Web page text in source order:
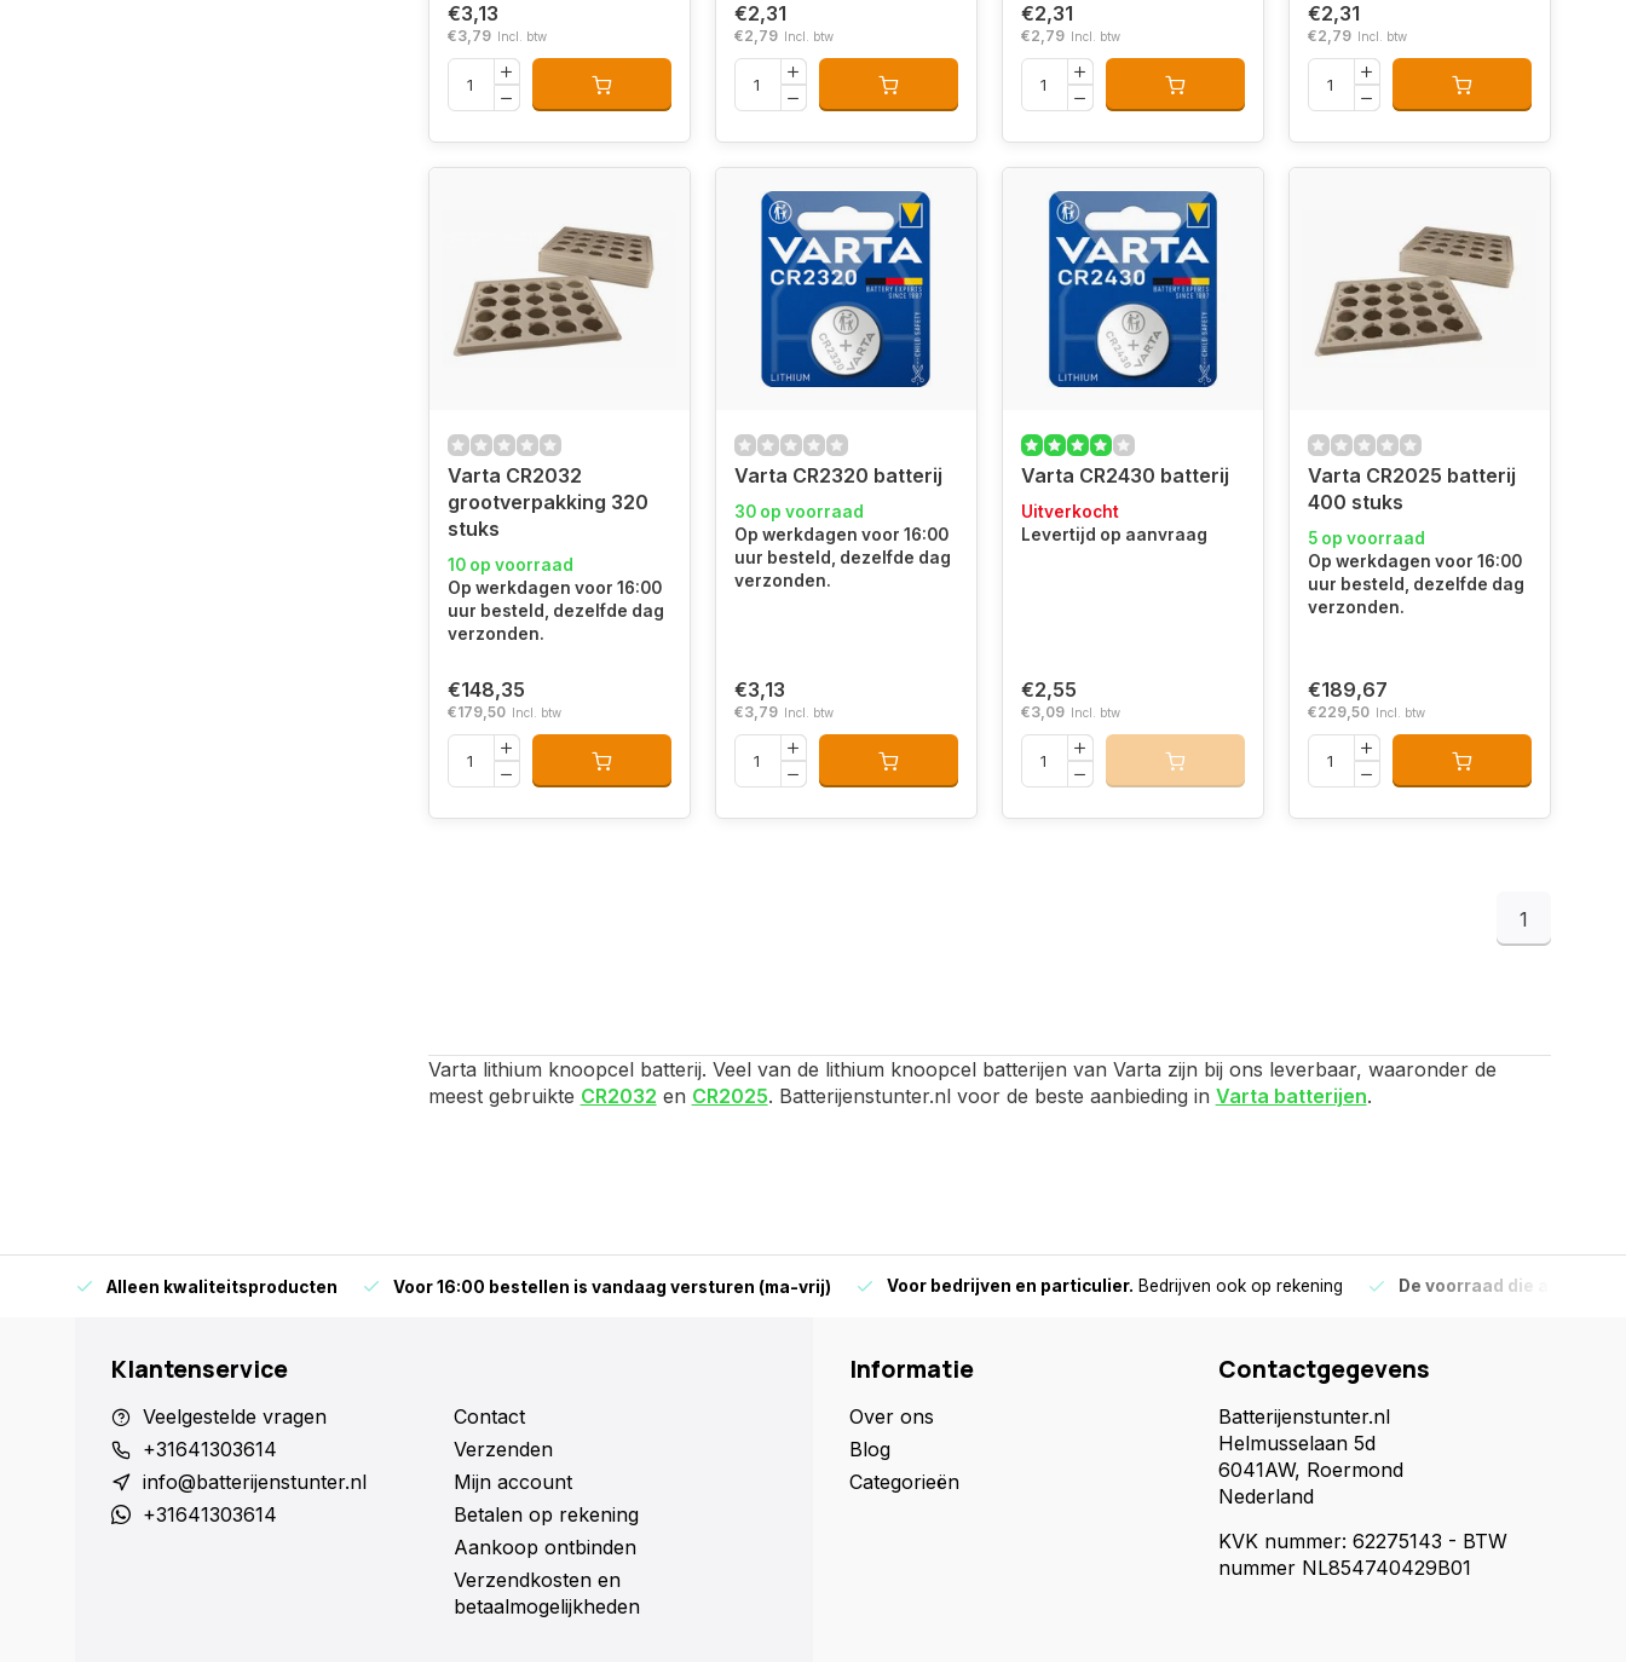
€3,13
€3,79 Incl. btw
€2,31
€2,79 Incl. btw
€2,31
€2,79 Incl. btw
€2,31
€2,79 Incl. btw
Varta CR2032
grootverpakking 320
stuks
10 op voorraad
Op werkdagen voor 16:00
uur besteld, dezelfde dag
verzonden.
€148,35
€179,50 Incl. btw
Varta CR2320 batterij
30 op voorraad
Op werkdagen voor 16:00
uur besteld, dezelfde dag
verzonden.
€3,13
€3,79 Incl. btw
Varta CR2430 batterij
Uitverkocht
Levertijd op aanvraag
€2,55
€3,09 Incl. btw
Varta CR2025 batterij
400 stuks
5 op voorraad
Op werkdagen voor 16:00
uur besteld, dezelfde dag
verzonden.
€189,67
€229,50 Incl. btw
1
Varta lithium knoopcel batterij. Veel van de lithium knoopcel batterijen van Varta zijn bij ons leverbaar, waaronder de
meest gebruikte CR2032 en CR2025. Batterijenstunter.nl voor de beste aanbieding in Varta batterijen.
Alleen kwaliteitsproducten Voor 16:00 bestellen is vandaag versturen (ma-vrij) Voor bedrijven en particulier. Bedrijven ook op rekening De voorraad die
Klantenservice
Veelgestelde vragen
+31641303614
info@batterijenstunter.nl
+31641303614
Contact
Verzenden
Mijn account
Betalen op rekening
Aankoop ontbinden
Verzendkosten en
betaalmogelijkheden
Informatie
Over ons
Blog
Categorieën
Contactgegevens
Batterijenstunter.nl
Helmusselaan 5d
6041AW, Roermond
Nederland
KVK nummer: 62275143 - BTW
nummer NL854740429B01